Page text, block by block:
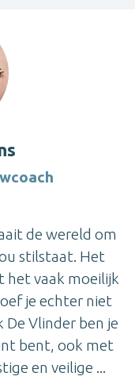
de wereld om
stilstaat. Het
het vaak moeilijk
je echter niet
Vlinder ben je
bent, ook met
en veilige ...